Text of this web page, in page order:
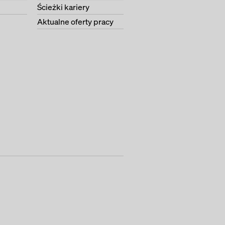
Ścieżki kariery
Aktualne oferty pracy